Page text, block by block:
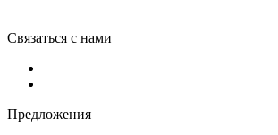
Связаться с нами
Предложения